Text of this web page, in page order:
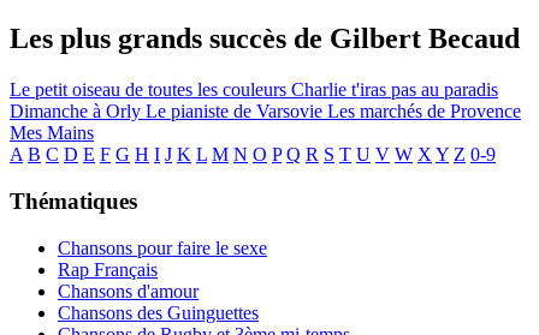
Les plus grands succès de Gilbert Becaud
Le petit oiseau de toutes les couleurs Charlie t'iras pas au paradis
Dimanche à Orly Le pianiste de Varsovie Les marchés de Provence
Mes Mains
A B C D E F G H I J K L M N O P Q R S T U V W X Y Z 0-9
Thématiques
Chansons pour faire le sexe
Rap Français
Chansons d'amour
Chansons des Guinguettes